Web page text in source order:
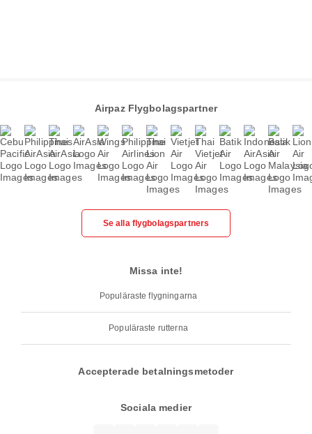
Airpaz Flygbolagspartner
Se alla flygbolagspartners
Missa inte!
Populäraste flygningarna
Populäraste rutterna
Accepterade betalningsmetoder
Sociala medier